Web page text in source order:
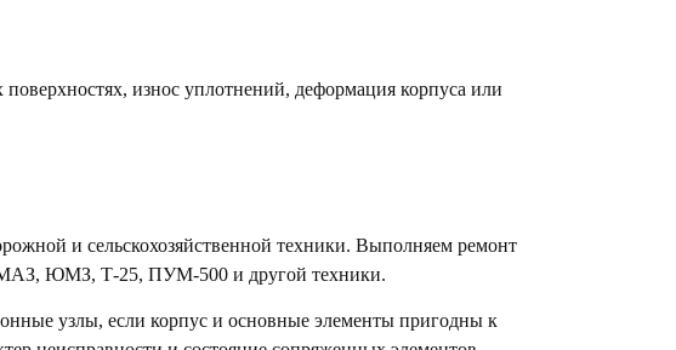
износ уплотнений, деформация корпуса или
и сельскохозяйственной техники. Выполняем ремонт
ЮМЗ, Т-25, ПУМ-500 и другой техники.
узлы, если корпус и основные элементы пригодны к